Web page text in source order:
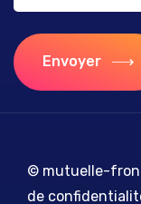
Envoyer
© mutuelle-
de